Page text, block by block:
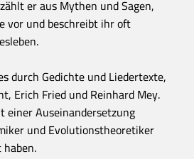
er aus Mythen und Sagen,
vor und beschreibt ihr oft
durch Gedichte und Liedertexte,
Erich Fried und Reinhard Mey.
einer Auseinandersetzung
und Evolutionstheoretiker